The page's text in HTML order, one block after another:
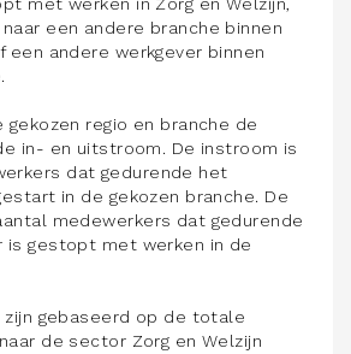
een andere branche binnen
een andere werkgever binnen
gekozen regio en branche de
in- en uitstroom. De instroom is
dat gedurende het
in de gekozen branche. De
medewerkers dat gedurende
is gestopt met werken in de
zijn gebaseerd op de totale
de sector Zorg en Welzijn